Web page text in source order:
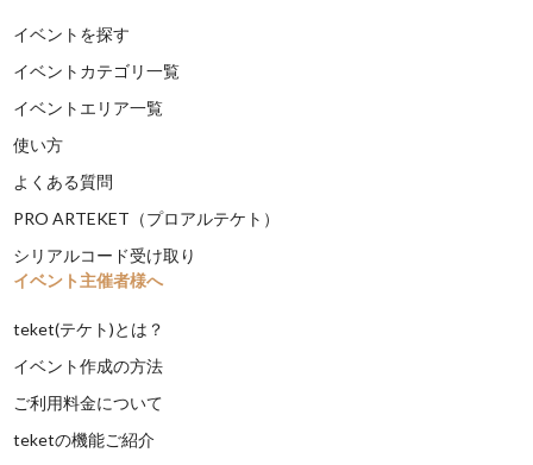
イベントを探す
イベントカテゴリ一覧
イベントエリア一覧
使い方
よくある質問
PRO ARTEKET（プロアルテケト）
シリアルコード受け取り
イベント主催者様へ
teket(テケト)とは？
イベント作成の方法
ご利用料金について
teketの機能ご紹介